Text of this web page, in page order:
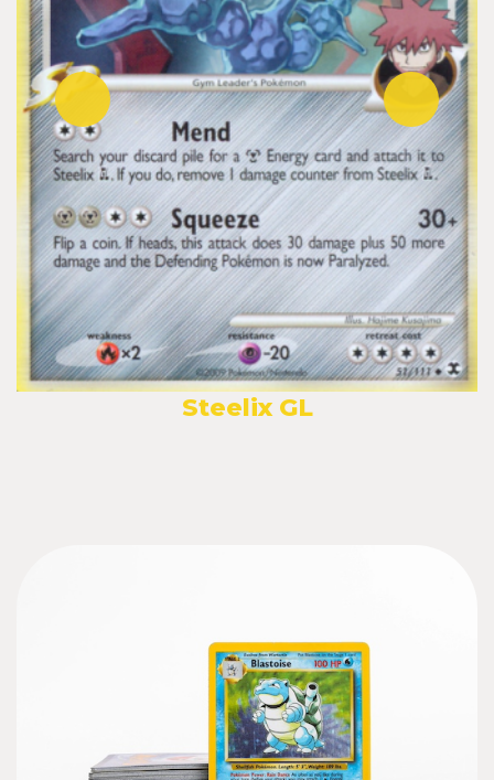
Steelix GL